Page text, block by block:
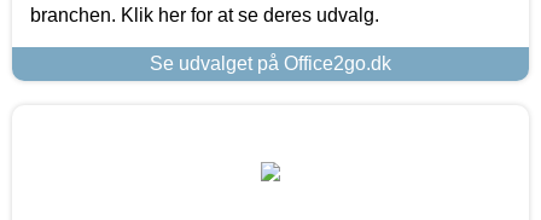
branchen. Klik her for at se deres udvalg.
Se udvalget på Office2go.dk